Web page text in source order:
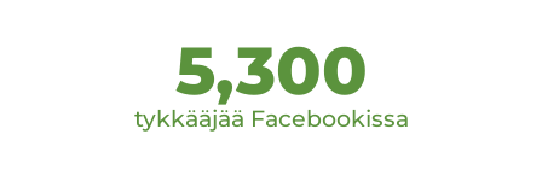
tykkääjää Facebookissa
5,300